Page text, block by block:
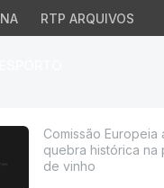
RTP ARQUIVOS
Comissão Europeia
quebra histórica na
de vinho